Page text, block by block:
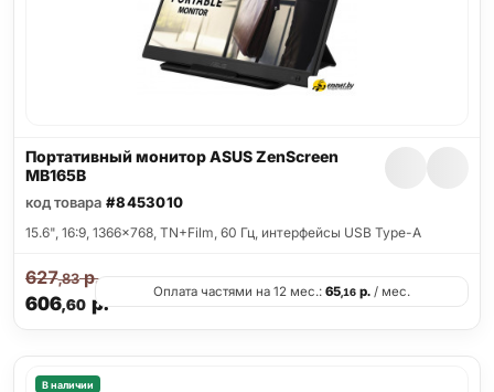
Портативный монитор ASUS ZenScreen
MB165B
код товара #8453010
15.6", 16:9, 1366x768, TN+Film, 60 Гц, интерфейсы USB Type-A
606,60р.
627,83р.
Оплата частями на 12 мес.: 65,16 р. / мес.
В наличии